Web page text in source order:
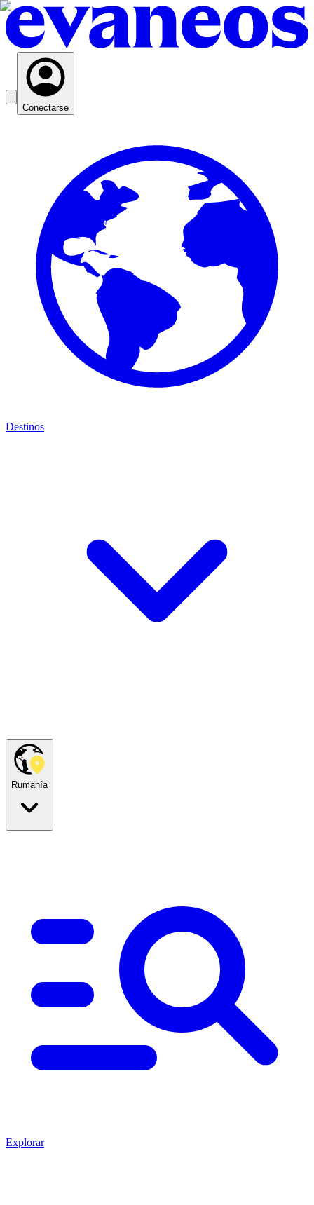
Conectarse
Destinos
Rumanía
Explorar